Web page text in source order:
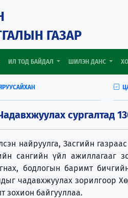
ГАЗАР
ИЛ ТОД БАЙДАЛ ШИЛЭН ДАНС
сургалтад
найруулга, Засгийн
сангийн үйл ажиллагааг
бодлогын баримт
чадавхжуулах зорилгоор
зохион байгууллаа.